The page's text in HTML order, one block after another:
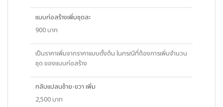
แบบก่อสร้างเพิ่มชุดละ
900 บาท
เป็นราคาเพิ่มจากราคาแบบตั้งต้น ในกรณีที่ต้องการเพิ่มจำนวน
ชุด ของแบบก่อสร้าง
กลับแปลนซ้าย-ขวา เพิ่ม
2,500 บาท